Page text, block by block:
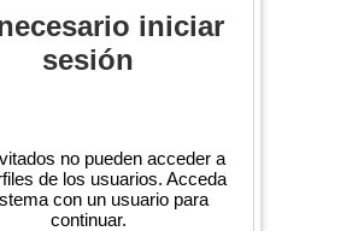
iniciar
sesión
no pueden acceder a
de los usuarios. Acceda
con un usuario para
continuar.